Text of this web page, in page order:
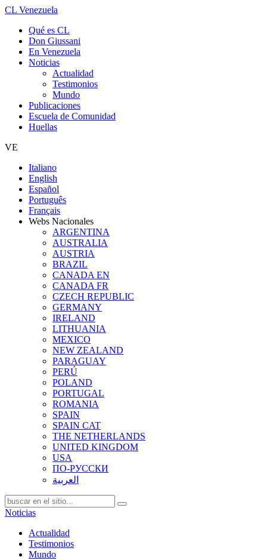
CL Venezuela
Qué es CL
Don Giussani
En Venezuela
Noticias
Actualidad
Testimonios
Mundo
Publicaciones
Escuela de Comunidad
Huellas
VE
Italiano
English
Español
Português
Français
Webs Nacionales
ARGENTINA
AUSTRALIA
AUSTRIA
BRAZIL
CANADA EN
CANADA FR
CZECH REPUBLIC
GERMANY
IRELAND
LITHUANIA
MEXICO
NEW ZEALAND
PARAGUAY
PERÚ
POLAND
PORTUGAL
ROMANIA
SPAIN
SPAIN CAT
THE NETHERLANDS
UNITED KINGDOM
USA
ПО-РУССКИ
العربية
Noticias
Actualidad
Testimonios
Mundo